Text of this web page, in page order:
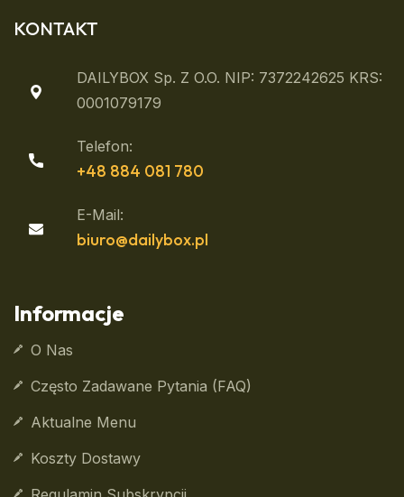
KONTAKT
DAILYBOX Sp. Z O.o. NIP: 7372242625 KRS:
0001079179
Telefon:
+48 884 081 780
E-Mail:
biuro@dailybox.pl
Informacje
O Nas
Często Zadawane Pytania (FAQ)
Aktualne Menu
Koszty Dostawy